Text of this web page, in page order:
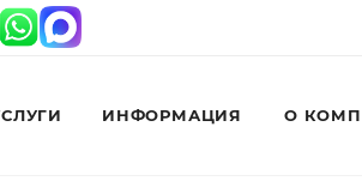
ИНФОРМАЦИЯ О